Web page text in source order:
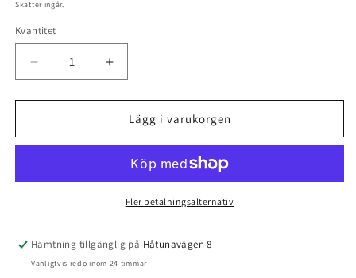
Skatter ingår.
Kvantitet
Minska
kvantitet
för
Pool
Fettlösande
Öka
kvantitet
för
Planet
Pool
Cleaner
Fettlösande
Lägg i varukorgen
Fler betalningsalternativ
Hämtning tillgänglig på Håtunavägen 8
Vanligtvis redo inom 24 timmar